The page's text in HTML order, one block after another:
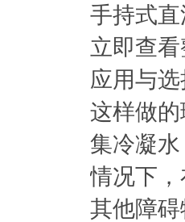
手持式
立即查
应用与
这样做
集冷凝
情况下
其他障